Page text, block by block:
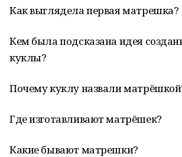
Как выглядела первая матрешка?
Кем была подсказана идея
куклы?
Почему куклу назвали
Где изготавливают матрёшек?
Какие бывают матрешки?